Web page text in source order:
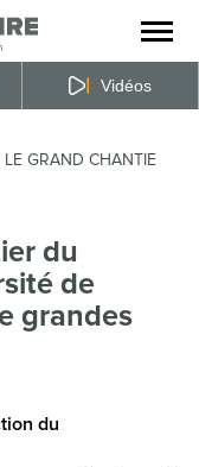
la
du
Vidéos
LE GRAND CHANTIER
du
de
grandes
du